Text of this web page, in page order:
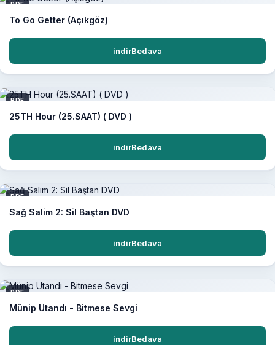
PDF
To Go Getter (Açıkgöz)
indirBedava
PDF
25TH Hour (25.SAAT) ( DVD )
indirBedava
PDF
Sağ Salim 2: Sil Baştan DVD
indirBedava
PDF
Münip Utandı - Bitmese Sevgi
indirBedava